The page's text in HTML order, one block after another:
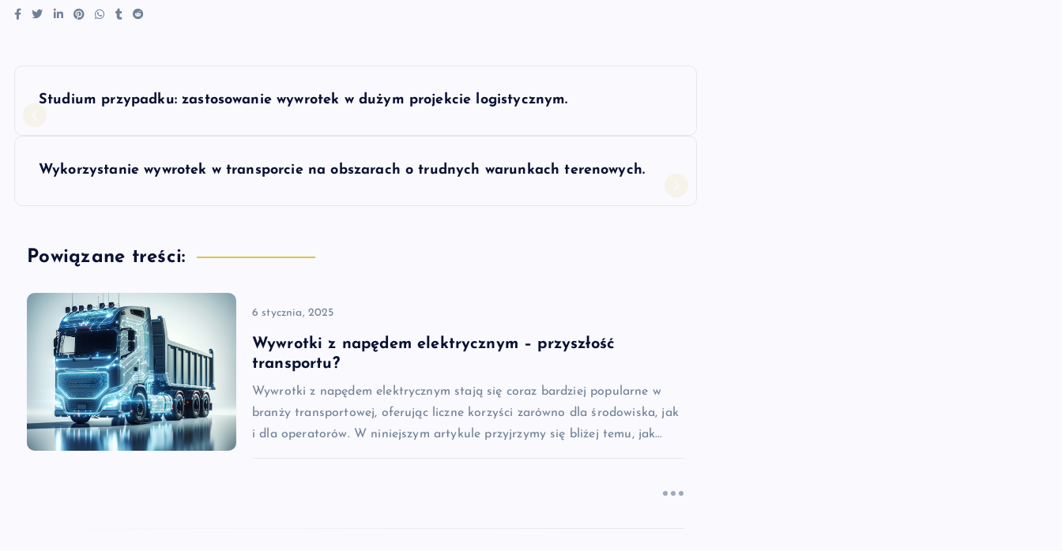
N
g
a
a
Studium przypadku: zastosowanie wywrotek w dużym projekcie logistycznym.
Wykorzystanie wywrotek w transporcie na obszarach o trudnych warunkach terenowych.
Powiązane treści:
6 stycznia, 2025
Wywrotki z napędem elektrycznym – przyszłość
transportu?
Wywrotki z napędem elektrycznym stają się coraz bardziej popularne w
branży transportowej, oferując liczne korzyści zarówno dla środowiska, jak
i dla operatorów. W niniejszym artykule przyjrzymy się bliżej temu, jak…